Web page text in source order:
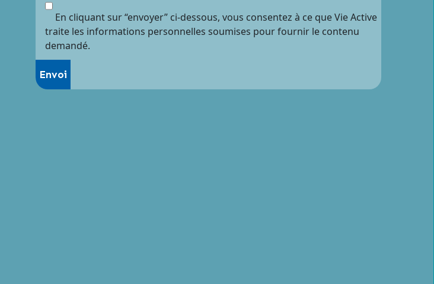
En cliquant sur “envoyer” ci-dessous, vous consentez à ce que Vie Active
traite les informations personnelles soumises pour fournir le contenu
demandé.